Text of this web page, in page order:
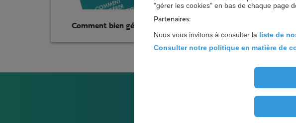
Comment bien gérer votre entreprise ?
activité
"gérer les cookies" en bas de chaque page
Partenaires:
Nous vous invitons à consulter la liste de
Consulter notre politique en matière de